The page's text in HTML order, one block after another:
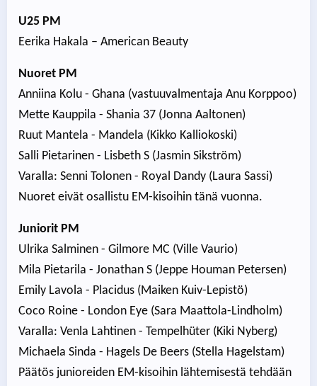
U25 PM
Eerika Hakala – American Beauty
Nuoret PM
Anniina Kolu - Ghana (vastuuvalmentaja Anu Korppoo)
Mette Kauppila - Shania 37 (Jonna Aaltonen)
Ruut Mantela - Mandela (Kikko Kalliokoski)
Salli Pietarinen - Lisbeth S (Jasmin Sikström)
Varalla: Senni Tolonen - Royal Dandy (Laura Sassi)
Nuoret eivät osallistu EM-kisoihin tänä vuonna.
Juniorit PM
Ulrika Salminen - Gilmore MC (Ville Vaurio)
Mila Pietarila - Jonathan S (Jeppe Houman Petersen)
Emily Lavola - Placidus (Maiken Kuiv-Lepistö)
Coco Roine - London Eye (Sara Maattola-Lindholm)
Varalla: Venla Lahtinen - Tempelhüter (Kiki Nyberg)
Michaela Sinda - Hagels De Beers (Stella Hagelstam)
Päätös junioreiden EM-kisoihin lähtemisestä tehdään